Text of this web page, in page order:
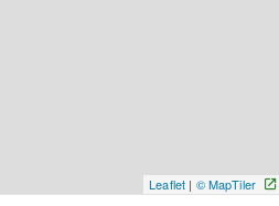
Leaflet | © MapTiler